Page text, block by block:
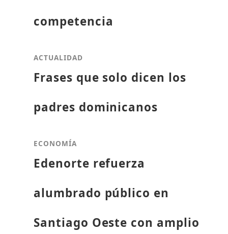
competencia
ACTUALIDAD
Frases que solo dicen los
padres dominicanos
ECONOMÍA
Edenorte refuerza
alumbrado público en
Santiago Oeste con amplio